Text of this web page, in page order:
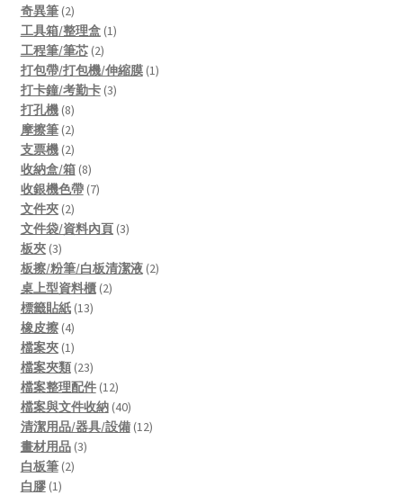
奇異筆 22
products
工具箱/整理盒 11
工程筆/筆芯 22
products
打包帶/打包機/伸縮膜 11
打卡鐘/考勤卡 33
打孔機 88
products
摩擦筆 22
products
支票機 22
products
收納盒/箱 88
products
收銀機色帶 77
文件夾 22
products
文件袋/資料內頁 33
板夾 33
products
板擦/粉筆/白板清潔液 22
桌上型資料櫃 22
標籤貼紙 1313
橡皮擦 44
products
檔案夾 11
product
檔案夾類 2323
products
檔案整理配件 1212
products
檔案與文件收納 4040
products
清潔用品/器具/設備 1212
畫材用品 33
白板筆 22
白膠 11